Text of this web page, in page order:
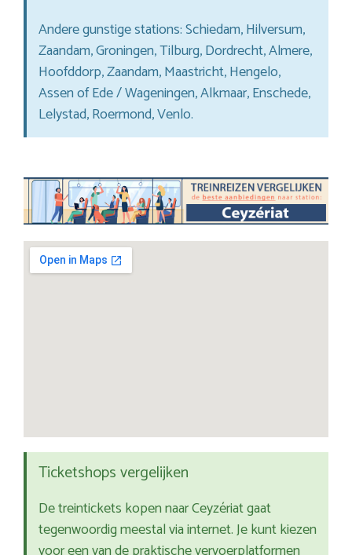
Andere gunstige stations: Schiedam, Hilversum,
Zaandam, Groningen, Tilburg, Dordrecht, Almere,
Hoofddorp, Zaandam, Maastricht, Hengelo,
Assen of Ede / Wageningen, Alkmaar, Enschede,
Lelystad, Roermond, Venlo.
Ticketshops vergelijken
De treintickets kopen naar Ceyzériat gaat
tegenwoordig meestal via internet. Je kunt kiezen